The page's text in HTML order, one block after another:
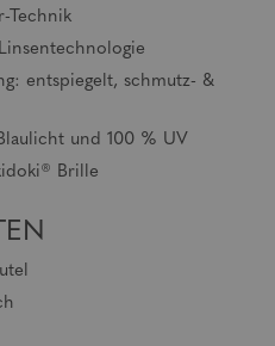
Technik
entspiegelt, schmutz- &
und 100 % UV
Brille